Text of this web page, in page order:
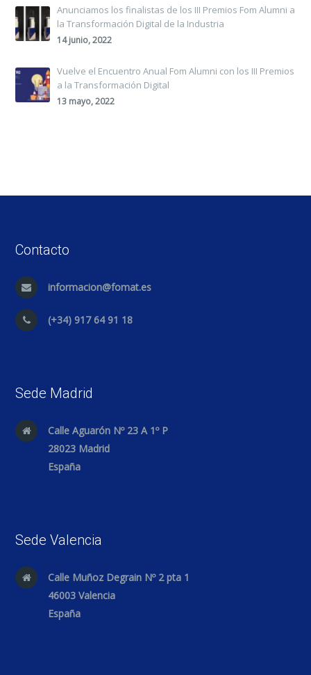
Anunciamos los finalistas de los III Premios Fom Alumni a
la Transformación Digital de la Industria
14 junio, 2022
Vuelve el Encuentro Anual Fom Alumni con los III Premios
a la Transformación Digital
13 mayo, 2022
Contacto
informacion@fomat.es
(+34) 917 64 91 18
Sede Madrid
Calle Aguarón Nº 23 A 1º P
28023 Madrid
España
Sede Valencia
Calle Muñoz Degrain Nº 2 pta 1
46003 Valencia
España